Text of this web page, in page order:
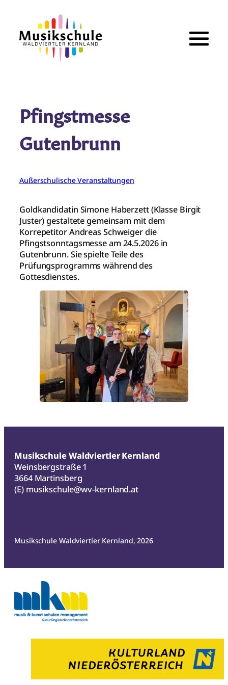
springen
Pfingstmesse
Gutenbrunn
Außerschulische Veranstaltungen
Goldkandidatin Simone Haberzett (Klasse Birgit
Juster) gestaltete gemeinsam mit dem
Korrepetitor Andreas Schweiger die
Pfingstsonntagsmesse am 24.5.2026 in
Gutenbrunn. Sie spielte Teile des
Prüfungsprogramms während des
Gottesdienstes.
Musikschule Waldviertler Kernland
Weinsbergstraße 1
3664 Martinsberg
(E) musikschule@wv-kernland.at
Musikschule Waldviertler Kernland, 2026